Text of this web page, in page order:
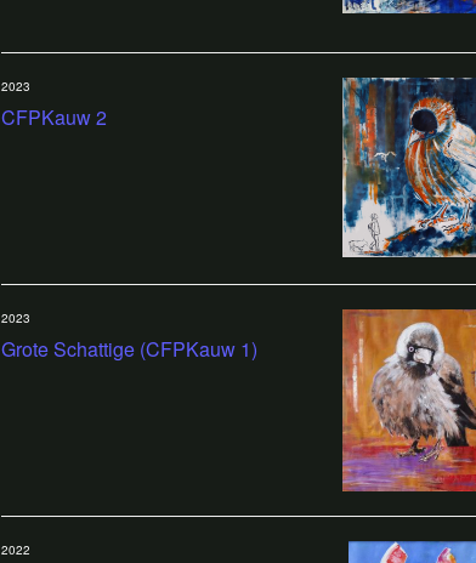
CFPKauw 2
2023
Grote Schattige (CFPKauw 1)
2023
2022